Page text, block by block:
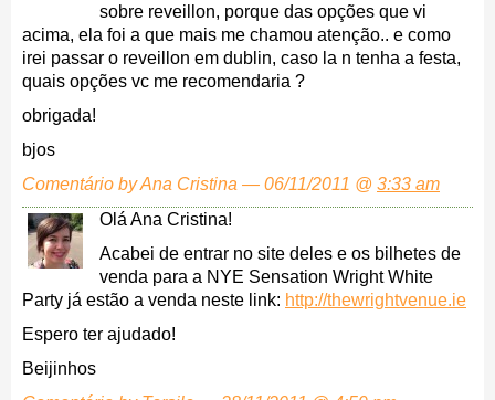
sobre reveillon, porque das opções que vi
acima, ela foi a que mais me chamou atenção.. e como
irei passar o reveillon em dublin, caso la n tenha a festa,
quais opções vc me recomendaria ?
obrigada!
bjos
Comentário by Ana Cristina — 06/11/2011 @ 3:33 am
Olá Ana Cristina!
Acabei de entrar no site deles e os bilhetes de
venda para a NYE Sensation Wright White
Party já estão a venda neste link: http://thewrightvenue.ie
Espero ter ajudado!
Beijinhos